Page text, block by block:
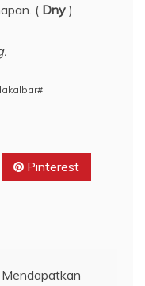
( Dny )
Pinterest